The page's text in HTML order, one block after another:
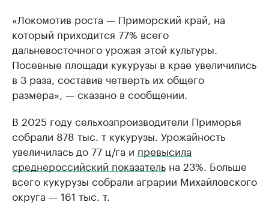
«Локомотив роста — Приморский край, на
который приходится 77% всего
дальневосточного урожая этой культуры.
Посевные площади кукурузы в крае увеличились
в 3 раза, составив четверть их общего
размера», — сказано в сообщении.
В 2025 году сельхозпроизводители Приморья
собрали 878 тыс. т кукурузы. Урожайность
увеличилась до 77 ц/га и превысила
среднероссийский показатель на 23%. Больше
всего кукурузы собрали аграрии Михайловского
округа — 161 тыс. т.